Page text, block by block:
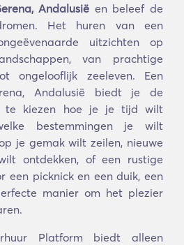
Andalusië en beleef de
Het huren van een
uitzichten op
van prachtige
ongelooflijk zeeleven. Een
Andalusië biedt je de
te kiezen hoe je je tijd wilt
bestemmingen je wilt
je gemak wilt zeilen, nieuwe
ontdekken, of een rustige
een picknick en een duik, een
manier om het plezier
Platform biedt alleen